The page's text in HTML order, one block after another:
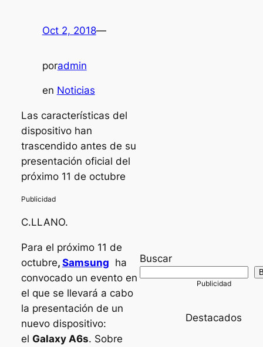
Oct 2, 2018—
poradmin
en Noticias
Las características del
dispositivo han
trascendido antes de su
presentación oficial del
próximo 11 de octubre
C.LLANO.
Para el próximo 11 de
octubre, Samsung ha
convocado un evento en
el que se llevará a cabo
la presentación de un
nuevo dispositivo:
el Galaxy A6s. Sobre
Buscar
Destacados